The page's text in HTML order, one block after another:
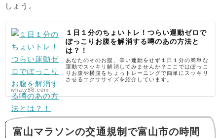
しょう。
１日１分のちょいトレ！つらい運動ゼロで
ぽっこりお腹を解消する噂のあの方法と
は？！
あなたのそのお腹、辛い運動をせず１日１分の簡単な
運動でスッキリ解消してみませんか？ここではぽっこ
りお腹や横腹をちょっトレーニングで簡単にスッキリ
させるエクササイズを紹介しています。
whaty88.com
富山マラソンの交通規制で富山市の時間